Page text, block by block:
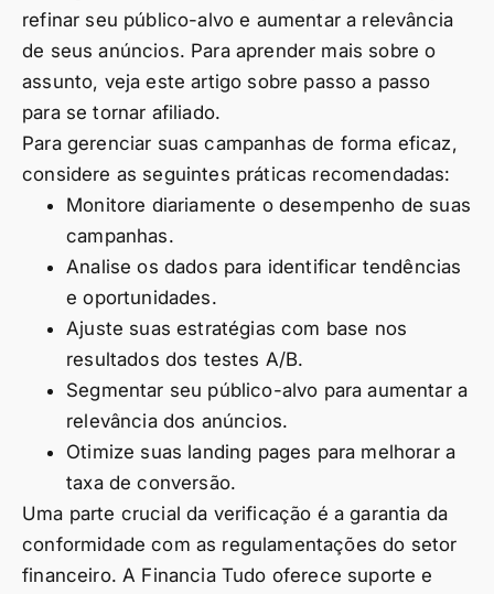
refinar seu público-alvo e aumentar a relevância
de seus anúncios. Para aprender mais sobre o
assunto, veja este artigo sobre passo a passo
para se tornar afiliado.
Para gerenciar suas campanhas de forma eficaz,
considere as seguintes práticas recomendadas:
Monitore diariamente o desempenho de suas
campanhas.
Analise os dados para identificar tendências
e oportunidades.
Ajuste suas estratégias com base nos
resultados dos testes A/B.
Segmentar seu público-alvo para aumentar a
relevância dos anúncios.
Otimize suas landing pages para melhorar a
taxa de conversão.
Uma parte crucial da verificação é a garantia da
conformidade com as regulamentações do setor
financeiro. A Financia Tudo oferece suporte e